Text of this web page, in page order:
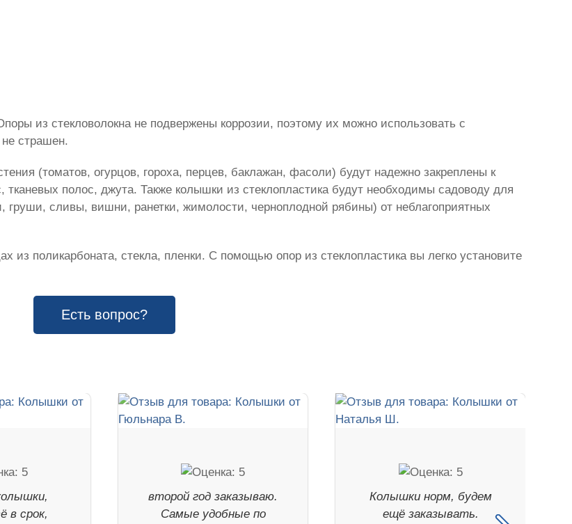
из стекловолокна не подвержены коррозии, поэтому их можно использовать с
страшен.
(томатов, огурцов, гороха, перцев, баклажан, фасоли) будут надежно закреплены к
полос, джута. Также колышки из стеклопластика будут необходимы садоводу для
сливы, вишни, ранетки, жимолости, черноплодной рябины) от неблагоприятных
из поликарбоната, стекла, пленки. С помощью опор из стеклопластика вы легко установите
Есть вопрос?
в срок,
второй год заказываю.
Самые удобные по
Колышки норм, будем
ещё заказывать.